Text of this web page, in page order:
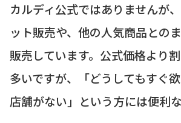
カルディ公式ではありませんが
ット販売や、他の人気商品との
販売しています。公式価格より
多いですが、「どうしてもすぐ
店舗がない」という方には便利な